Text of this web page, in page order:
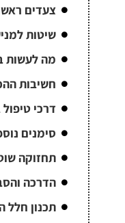
צעדים
שיטות
מה לעשות
חשיבות
דרכי
סימנים
תחזוקה
הדרכה
תכנון חלל